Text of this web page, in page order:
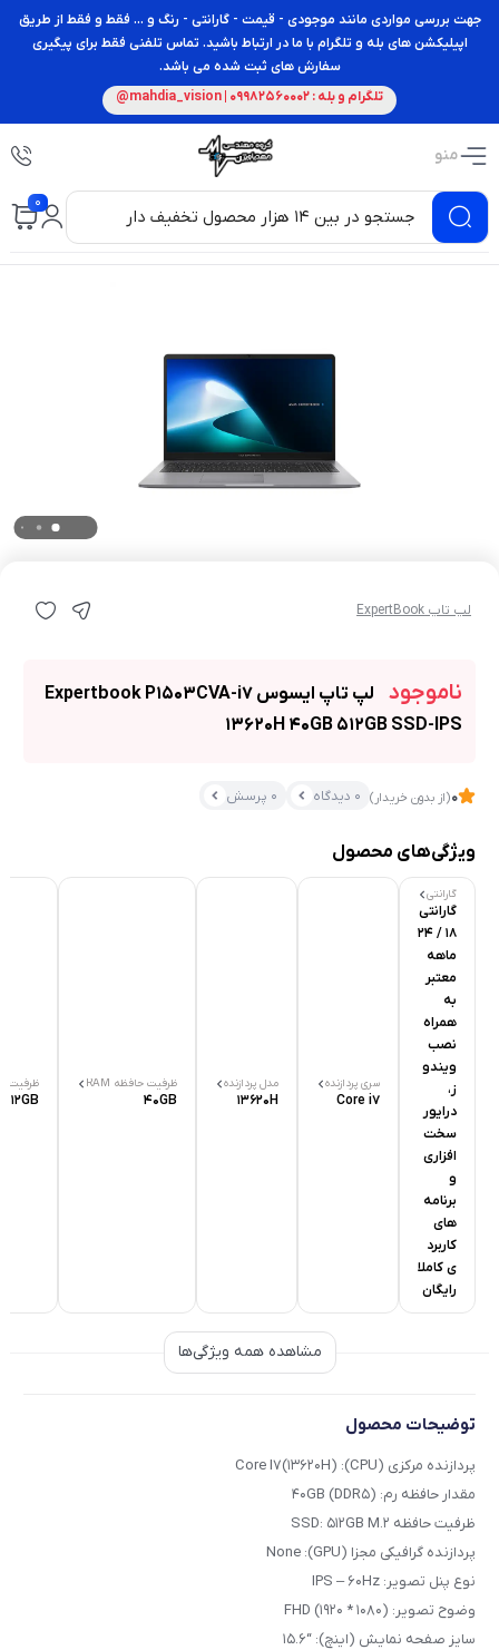
جهت بررسی مواردی مانند موجودی - قیمت - گارانتی - رنگ و ... فقط و فقط از طریق
اپیلیکشن های بله و تلگرام با ما در ارتباط باشید. تماس تلفنی فقط برای پیگیری
سفارش های ثبت شده می باشد.
تلگرام و بله : 09982560002 | mahdia_vision@
منو
0
لپ تاپ ExpertBook
ناموجود
لپ تاپ ایسوس Expertbook P1503CVA-i7
13620H 40GB 512GB SSD-IPS
0(از بدون خریدار) 0 دیدگاه 0 پرسش
ویژگی‌های محصول
گارانتی
گارانتی
18 / 24
ماهه
معتبر
به
همراه
نصب
ویندو
ز،
درایور
سخت
افزاری
و
برنامه
های
کاربرد
ی کاملا
رایگان
سری پردازنده
Core i7
مدل پردازنده
13620H
ظرفیت حافظه RAM
40GB
ظرفیت SSD
512GB
مشاهده همه ویژگی‌ها
توضیحات محصول
پردازنده مرکزی (CPU): Core I7(13620H)
مقدار حافظه رم: 40GB (DDR5)
ظرفیت حافظه SSD: 512GB M.2
پردازنده گرافیکی مجزا (GPU): None
نوع پنل تصویر: IPS – 60Hz
وضوح تصویر: FHD (1920 * 1080)
سایز صفحه نمایش (اینچ): “15.6